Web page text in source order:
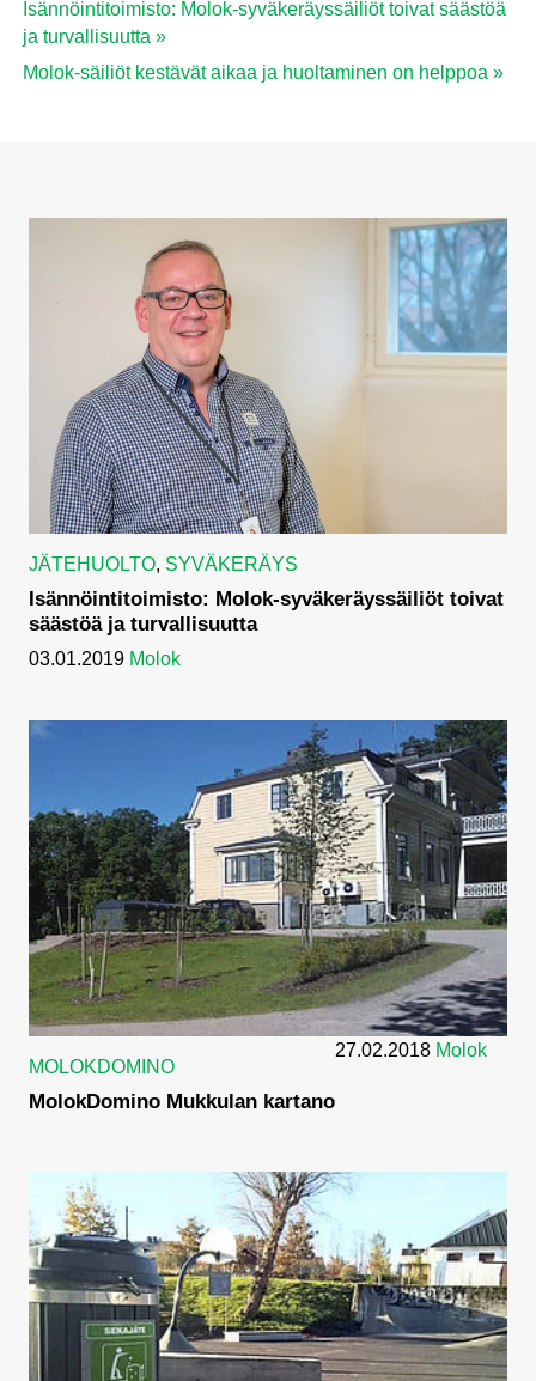
Isännöintitoimisto: Molok-syväkeräyssäiliöt toivat säästöä
ja turvallisuutta »
Molok-säiliöt kestävät aikaa ja huoltaminen on helppoa »
JÄTEHUOLTO, SYVÄKERÄYS
Isännöintitoimisto: Molok-syväkeräyssäiliöt toivat
säästöä ja turvallisuutta
03.01.2019 Molok
MOLOKDOMINO
MolokDomino Mukkulan kartano
27.02.2018 Molok